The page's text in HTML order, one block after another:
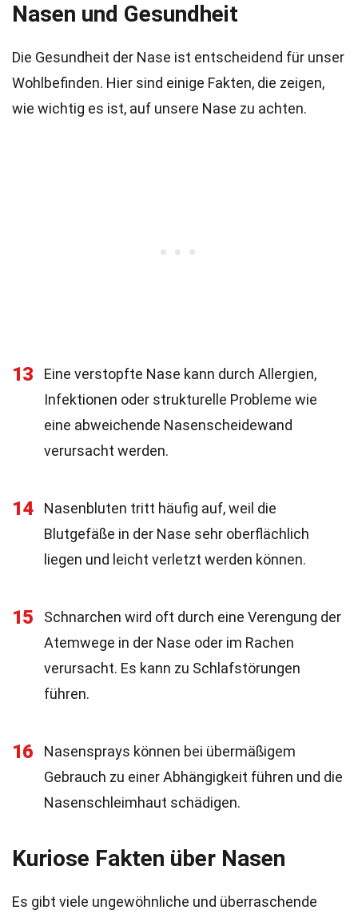
Nasen und Gesundheit
Die Gesundheit der Nase ist entscheidend für unser
Wohlbefinden. Hier sind einige Fakten, die zeigen,
wie wichtig es ist, auf unsere Nase zu achten.
13
Eine verstopfte Nase kann durch Allergien,
Infektionen oder strukturelle Probleme wie
eine abweichende Nasenscheidewand
verursacht werden.
14
Nasenbluten tritt häufig auf, weil die
Blutgefäße in der Nase sehr oberflächlich
liegen und leicht verletzt werden können.
15
Schnarchen wird oft durch eine Verengung der
Atemwege in der Nase oder im Rachen
verursacht. Es kann zu Schlafstörungen
führen.
16
Nasensprays können bei übermäßigem
Gebrauch zu einer Abhängigkeit führen und die
Nasenschleimhaut schädigen.
Kuriose Fakten über Nasen
Es gibt viele ungewöhnliche und überraschende